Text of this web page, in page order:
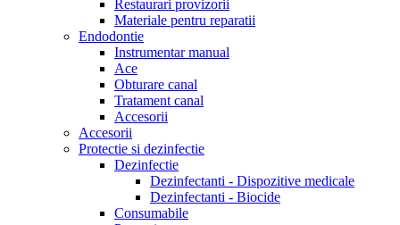
Restaurari provizorii
Materiale pentru reparatii
Endodontie
Instrumentar manual
Ace
Obturare canal
Tratament canal
Accesorii
Accesorii
Protectie si dezinfectie
Dezinfectie
Dezinfectanti - Dispozitive medicale
Dezinfectanti - Biocide
Consumabile